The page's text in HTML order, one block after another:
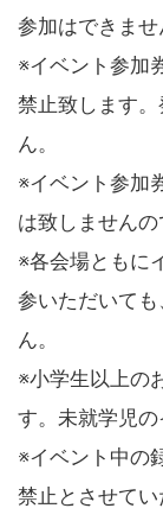
参加はできませ
※イベント参加
禁止致します
ん。
※イベント参加
は致しませんの
※各会場ともに
参いただいて
ん。
※小学生以上の
す。未就学児の
※イベント中の
禁止とさせてい